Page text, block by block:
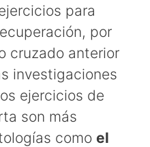
para
por
cruzado anterior
investigaciones
ejercicios de
son más
como el